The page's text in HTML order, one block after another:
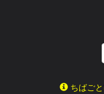
ちばご